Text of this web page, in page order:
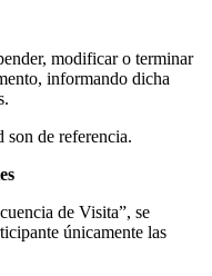
modificar o terminar
informando dicha
son de referencia.
de Visita”, se
únicamente las